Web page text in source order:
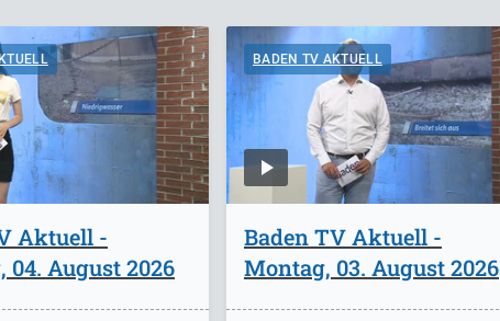
Aktuell -
04. August 2026
BADEN TV AKTUELL
Baden TV Aktuell -
Montag, 03. August 2026